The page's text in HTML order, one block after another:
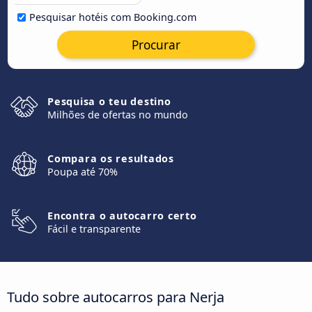
Pesquisar hotéis com Booking.com
Procurar
Pesquisa o teu destino
Milhões de ofertas no mundo
Compara os resultados
Poupa até 70%
Encontra o autocarro certo
Fácil e transparente
Tudo sobre autocarros para Nerja